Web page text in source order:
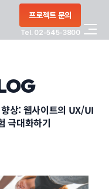
프로젝트 문의
Tel. 02-545-3800
상: 웹사이트의 UX/UI
극대화하기